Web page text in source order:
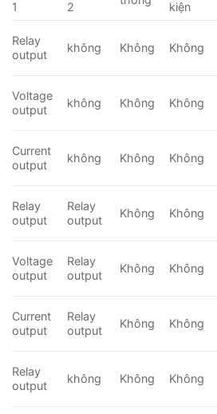
1 2 kiện
Relay
output
không Không Không
Voltage
output
không Không Không
Current
output
không Không Không
Relay
output
Relay
output
Không Không
Voltage
output
Relay
output
Không Không
Current
output
Relay
output
Không Không
Relay
output
không Không Không